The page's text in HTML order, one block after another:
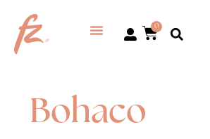
0
Bohaco